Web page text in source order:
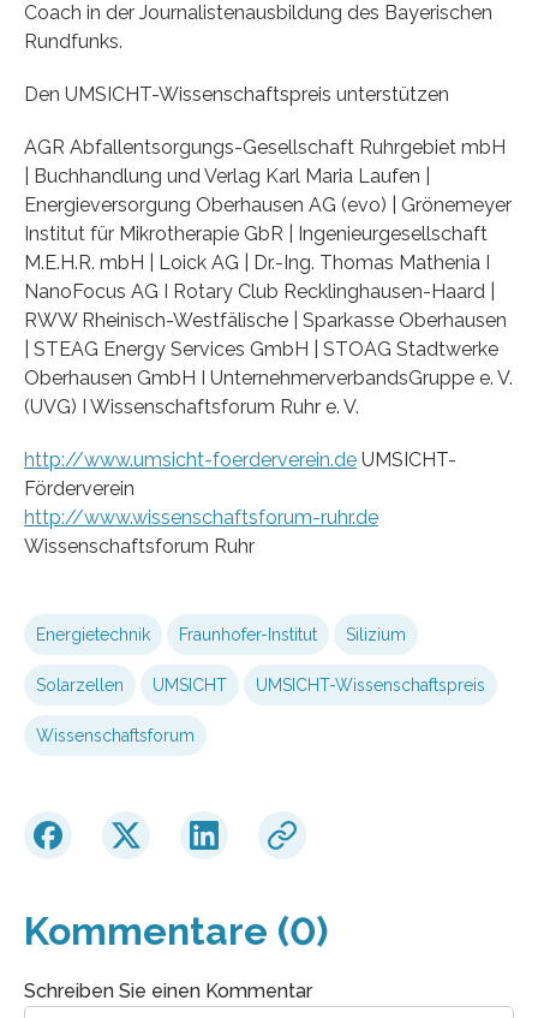
Coach in der Journalistenausbildung des Bayerischen
Rundfunks.
Den UMSICHT-Wissenschaftspreis unterstützen
AGR Abfallentsorgungs-Gesellschaft Ruhrgebiet mbH
| Buchhandlung und Verlag Karl Maria Laufen |
Energieversorgung Oberhausen AG (evo) | Grönemeyer
Institut für Mikrotherapie GbR | Ingenieurgesellschaft
M.E.H.R. mbH | Loick AG | Dr.-Ing. Thomas Mathenia I
NanoFocus AG I Rotary Club Recklinghausen-Haard |
RWW Rheinisch-Westfälische | Sparkasse Oberhausen
| STEAG Energy Services GmbH | STOAG Stadtwerke
Oberhausen GmbH I UnternehmerverbandsGruppe e. V.
(UVG) I Wissenschaftsforum Ruhr e. V.
http://www.umsicht-foerderverein.de UMSICHT-
Förderverein
http://www.wissenschaftsforum-ruhr.de
Wissenschaftsforum Ruhr
Energietechnik Fraunhofer-Institut Silizium
Solarzellen UMSICHT UMSICHT-Wissenschaftspreis
Wissenschaftsforum
Kommentare (0)
Schreiben Sie einen Kommentar